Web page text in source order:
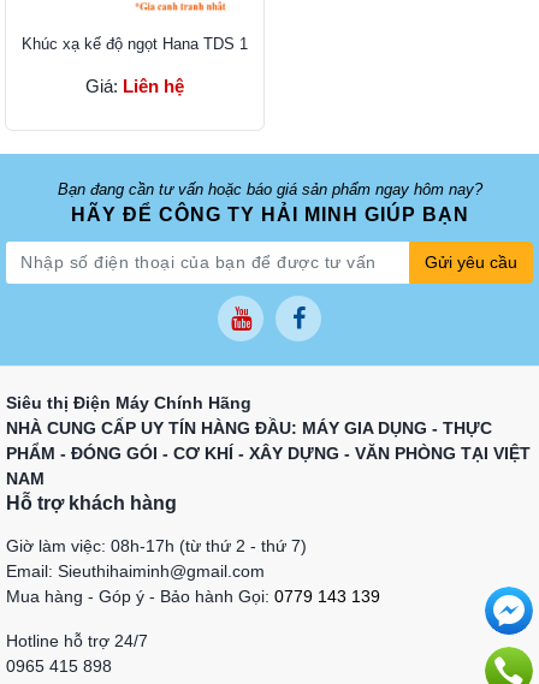
Khúc xạ kế độ ngọt Hana TDS 1
Giá: Liên hệ
Bạn đang cần tư vấn hoặc báo giá sản phẩm ngay hôm nay?
HÃY ĐỂ CÔNG TY HẢI MINH GIÚP BẠN
Gửi yêu cầu
Siêu thị Điện Máy Chính Hãng
NHÀ CUNG CẤP UY TÍN HÀNG ĐẦU: MÁY GIA DỤNG - THỰC
PHẨM - ĐÓNG GÓI - CƠ KHÍ - XÂY DỰNG - VĂN PHÒNG TẠI VIỆT
NAM
Hỗ trợ khách hàng
Giờ làm việc: 08h-17h (từ thứ 2 - thứ 7)
Email: Sieuthihaiminh@gmail.com
Mua hàng - Góp ý - Bảo hành Gọi: 0779 143 139
Hotline hỗ trợ 24/7
0965 415 898